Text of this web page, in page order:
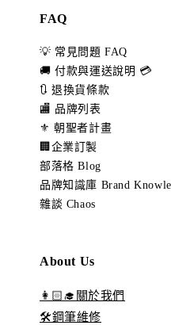
FAQ
💡 常見問題 FAQ
🚚 付款與運送說明 💳
🔃 退換貨條款
🏬 品牌列表
⚜️ 朝聖者計畫
🏢企業訂製
部落格 Blog
品牌知識庫 Brand
雜談 Chaos
About Us
👩🏻‍🎓關於我們
🛠️鋼筆維修